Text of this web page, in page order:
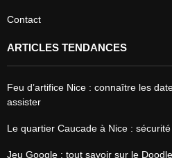
Contact
ARTICLES TENDANCES
Feu d’artifice Nice : connaître les
assister
Le quartier Caucade à Nice :
Jeu Google : tout savoir sur le